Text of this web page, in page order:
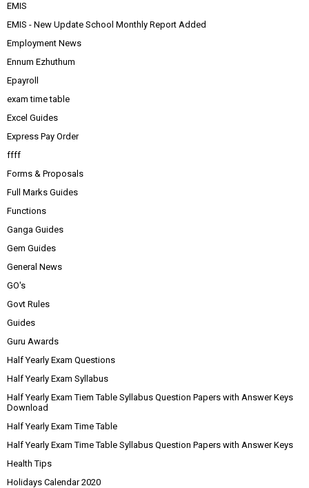
EMIS
EMIS - New Update School Monthly Report Added
Employment News
Ennum Ezhuthum
Epayroll
exam time table
Excel Guides
Express Pay Order
ffff
Forms & Proposals
Full Marks Guides
Functions
Ganga Guides
Gem Guides
General News
GO's
Govt Rules
Guides
Guru Awards
Half Yearly Exam Questions
Half Yearly Exam Syllabus
Half Yearly Exam Tiem Table Syllabus Question Papers with Answer Keys
Download
Half Yearly Exam Time Table
Half Yearly Exam Time Table Syllabus Question Papers with Answer Keys
Health Tips
Holidays Calendar 2020